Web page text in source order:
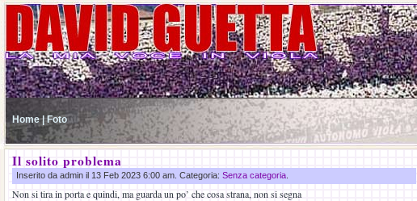
Home | Foto
Il solito problema
Inserito da admin il 13 Feb 2023 6:00 am. Categoria: Senza categoria
Non si tira in porta e quindi, ma guarda un po’ che cosa strana, non si segna